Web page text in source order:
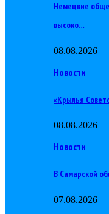
Немецкие
высоко…
08.08.2026
Новости
«Крылья
08.08.2026
Новости
В Самарской
07.08.2026